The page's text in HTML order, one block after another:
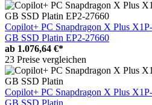
Copilot+ PC Snapdragon X Plus
GB SSD Platin EP2-27660
ab 1.076,64 €*
23 Preise vergleichen
Copilot+ PC Snapdragon X Plus
GB SSD Platin